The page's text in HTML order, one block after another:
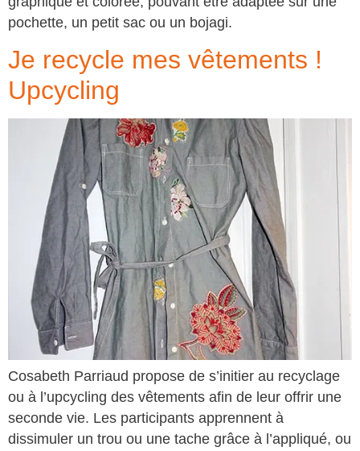
pochette, un petit sac ou un bojagi.
Je recycle mes vêtements !
Upcycling
Cosabeth Parriaud propose de s’initier au recyclage
ou à l’upcycling des vêtements afin de leur offrir une
seconde vie. Les participants apprennent à
dissimuler un trou ou une tache grâce à l’appliqué, ou